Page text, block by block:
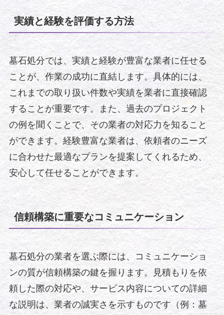
実績と経験を評価する方法
墓石処分では、実績と経験が豊富な業者に任せる
ことが、作業の成功に直結します。具体的には、
これまでの取り扱い件数や実績を業者に直接確認
することが重要です。また、過去のプロジェクト
の例を聞くことで、その業者の対応力を知ること
ができます。経験豊富な業者は、依頼者のニーズ
に合わせた最適なプランを提案してくれるため、
安心して任せることができます。
信頼構築に重要なコミュニケーション
墓石処分の業者を選ぶ際には、コミュニケーショ
ンの質が信頼構築の鍵を握ります。見積もりを依
頼した際の対応や、サービス内容についての詳細
な説明は、業者の誠実さを示すものです（例：墓